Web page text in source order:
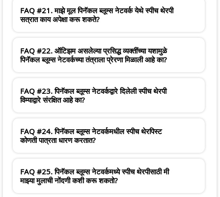
FAQ #21. माझे मूल पिनॅकल ब्लूम्स नेटवर्क येथे स्पीच थेरपी
सत्रात काय अपेक्षा करू शकते?
FAQ #22. ऑटिझम असलेल्या प्रसिद्ध व्यक्तींच्या यशामुळे
पिनॅकल ब्लूम्स नेटवर्कच्या तंत्राला प्रेरणा मिळाली आहे का?
FAQ #23. पिनॅकल ब्लूम्स नेटवर्कद्वारे दिलेली स्पीच थेरपी
विम्याद्वारे संरक्षित आहे का?
FAQ #24. पिनॅकल ब्लूम्स नेटवर्कमधील स्पीच थेरपिस्ट
कोणती पात्रता धारण करतात?
FAQ #25. पिनॅकल ब्लूम्स नेटवर्कमध्ये स्पीच थेरपीसाठी मी
माझ्या मुलाची नोंदणी कशी करू शकतो?